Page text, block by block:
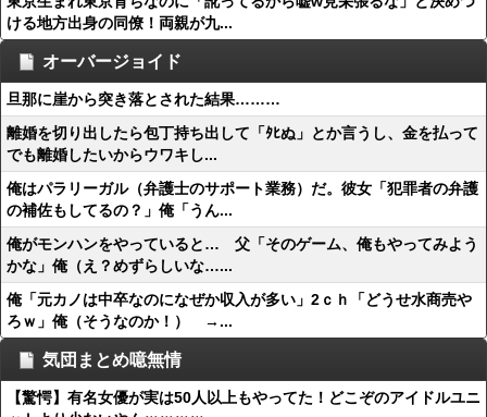
ける地方出身の同僚！両親が九...
オーバージョイド
旦那に崖から突き落とされた結果………
離婚を切り出したら包丁持ち出して「ﾀﾋぬ」とか言うし、金を払って
でも離婚したいからウワキし...
俺はパラリーガル（弁護士のサポート業務）だ。彼女「犯罪者の弁護
の補佐もしてるの？」俺「うん...
俺がモンハンをやっていると… 父「そのゲーム、俺もやってみよう
かな」俺（え？めずらしいな…...
俺「元カノは中卒なのになぜか収入が多い」2ｃｈ「どうせ水商売や
ろｗ」俺（そうなのか！） →...
気団まとめ噫無情
【驚愕】有名女優が実は50人以上もやってた！どこぞのアイドルユニ